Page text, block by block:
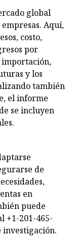
global
Aquí,
costo,
por
importación,
y los
también
el informe
se incluyen
de
en
puede
+1-201-465-
investigación.